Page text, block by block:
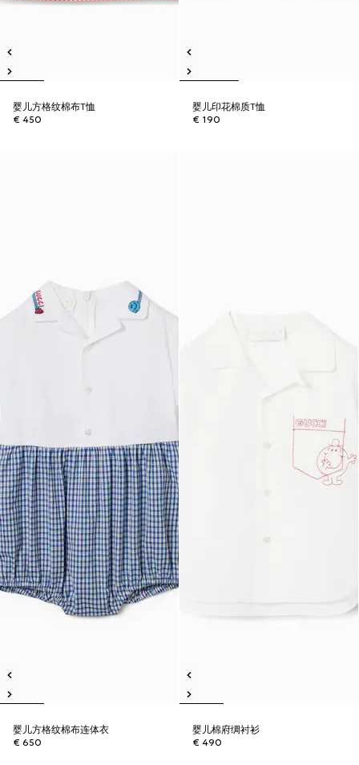
婴儿方格纹棉布T恤
€ 450
婴儿印花棉质T恤
€ 190
婴儿方格纹棉布连体衣
€ 650
婴儿棉府绸衬衫
€ 490